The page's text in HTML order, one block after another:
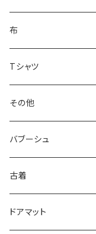
布
Tシャツ
その他
バブーシュ
古着
ドアマット